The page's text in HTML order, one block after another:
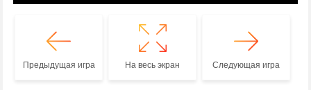
Предыдущая игра На весь экран Следующая игра